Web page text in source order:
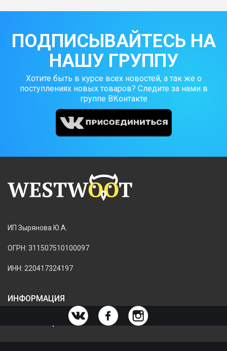
ПОДПИСЫВАЙТЕСЬ НА
НАШУ ГРУППУ
Хотите быть в курсе всех новостей, а так же о
поступлениях новых товаров? Следите за нами в
группе ВКонтакте
ИП Зырянова Ю.А.
ОГРН: 311507510100097
ИНН: 220417324197
ИНФОРМАЦИЯ
ИНФОРМАЦИЯ О МАГАЗИНЕ